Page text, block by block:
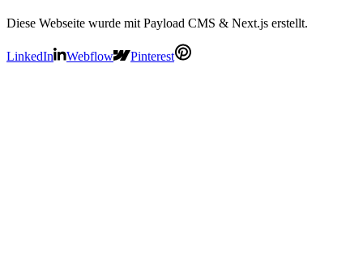
Diese Webseite wurde mit Payload CMS & Next.js erstellt.
LinkedIn Webflow Pinterest